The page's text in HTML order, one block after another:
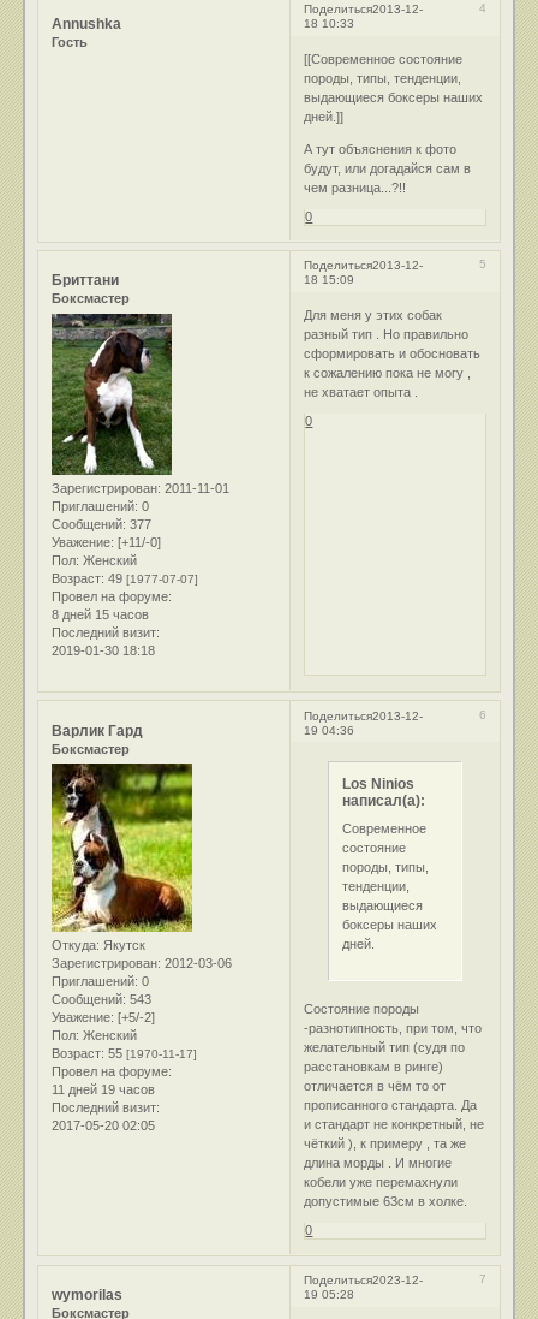
Поделиться 4
2013-12-
18 10:33
Annushka
Гость
[[Современное состояние
породы, типы, тенденции,
выдающиеся боксеры наших
дней.]]
А тут объяснения к фото
будут, или догадайся сам в
чем разница...?!!
0
Поделиться 5
2013-12-
18 15:09
Бриттани
Боксмастер
Зарегистрирован: 2011-11-01
Приглашений: 0
Сообщений: 377
Уважение: [+11/-0]
Пол: Женский
Возраст: 49[1977-07-07]
Провел на форуме:
8 дней 15 часов
Последний визит:
2019-01-30 18:18
Для меня у этих собак
разный тип . Но правильно
сформировать и обосновать
к сожалению пока не могу ,
не хватает опыта .
0
Поделиться 6
2013-12-
19 04:36
Варлик Гард
Боксмастер
Откуда: Якутск
Зарегистрирован: 2012-03-06
Приглашений: 0
Сообщений: 543
Уважение: [+5/-2]
Пол: Женский
Возраст: 55[1970-11-17]
Провел на форуме:
11 дней 19 часов
Последний визит:
2017-05-20 02:05
Los Ninios
написал(а):
Современное
состояние
породы, типы,
тенденции,
выдающиеся
боксеры наших
дней.
Состояние породы
-разнотипность, при том, что
желательный тип (судя по
расстановкам в ринге)
отличается в чём то от
прописанного стандарта. Да
и стандарт не конкретный, не
чёткий ), к примеру , та же
длина морды . И многие
кобели уже перемахнули
допустимые 63см в холке.
0
Поделиться 7
2023-12-
19 05:28
wymorilas
Боксмастер